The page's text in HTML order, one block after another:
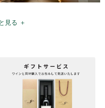
見る ＋